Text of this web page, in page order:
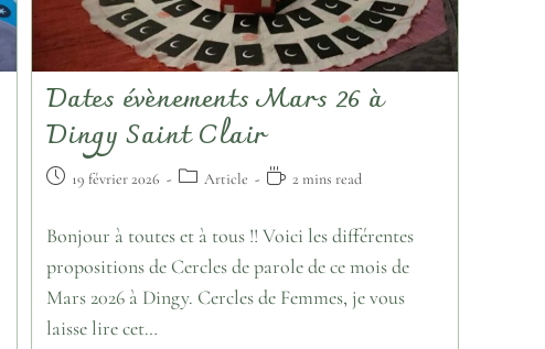
Dates évènements Mars 26 à
Dingy Saint Clair
19 février 2026 Article 2 mins read
Bonjour à toutes et à tous !! Voici les différentes
propositions de Cercles de parole de ce mois de
Mars 2026 à Dingy. Cercles de Femmes, je vous
laisse lire cet…